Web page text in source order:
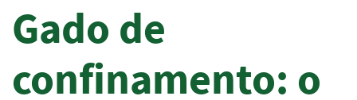
Gado de
confinamento: o